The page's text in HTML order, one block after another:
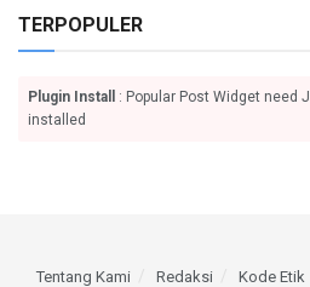
TERPOPULER
Plugin Install
: Popular Post Widget need
installed
Tentang Kami Redaksi Kode Etik